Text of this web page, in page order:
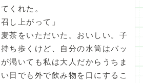
くれた。
し上がって」
茶をいただいた。おいしい。子
ち歩くけど、自分の水筒はバッ
渇いても私は大人だからうちま
日でも外で飲み物を口にするこ